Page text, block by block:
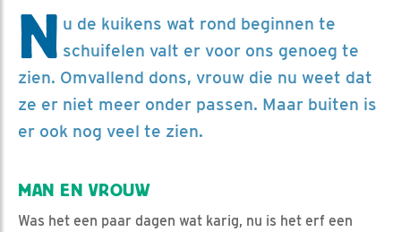
N u de kuikens wat rond beginnen te
schuifelen valt er voor ons genoeg te
zien. Omvallend dons, vrouw die nu weet dat
ze er niet meer onder passen. Maar buiten is
er ook nog veel te zien.
MAN EN VROUW
Was het een paar dagen wat karig, nu is het erf een